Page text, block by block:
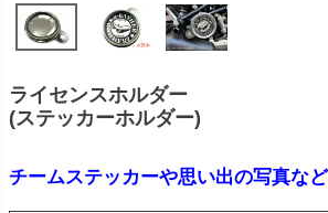
ライセンスホルダー
(ステッカーホルダー)
チームステッカーや思い出の写真など